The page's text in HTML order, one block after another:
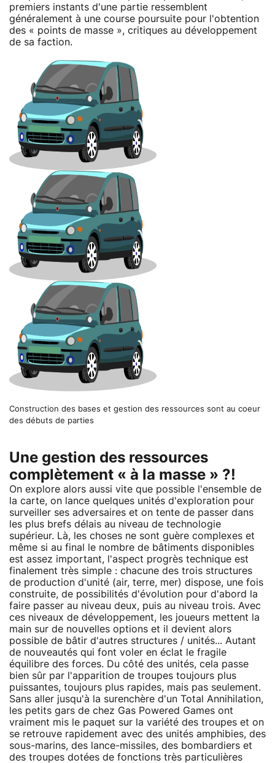
premiers instants d'une partie ressemblent
généralement à une course poursuite pour l'obtention
des « points de masse », critiques au développement
de sa faction.
Construction des bases et gestion des ressources sont au coeur
des débuts de parties
Une gestion des ressources
complètement « à la masse » ?!
On explore alors aussi vite que possible l'ensemble de
la carte, on lance quelques unités d'exploration pour
surveiller ses adversaires et on tente de passer dans
les plus brefs délais au niveau de technologie
supérieur. Là, les choses ne sont guère complexes et
même si au final le nombre de bâtiments disponibles
est assez important, l'aspect progrès technique est
finalement très simple : chacune des trois structures
de production d'unité (air, terre, mer) dispose, une fois
construite, de possibilités d'évolution pour d'abord la
faire passer au niveau deux, puis au niveau trois. Avec
ces niveaux de développement, les joueurs mettent la
main sur de nouvelles options et il devient alors
possible de bâtir d'autres structures / unités... Autant
de nouveautés qui font voler en éclat le fragile
équilibre des forces. Du côté des unités, cela passe
bien sûr par l'apparition de troupes toujours plus
puissantes, toujours plus rapides, mais pas seulement.
Sans aller jusqu'à la surenchère d'un Total Annihilation,
les petits gars de chez Gas Powered Games ont
vraiment mis le paquet sur la variété des troupes et on
se retrouve rapidement avec des unités amphibies, des
sous-marins, des lance-missiles, des bombardiers et
des troupes dotées de fonctions très particulières